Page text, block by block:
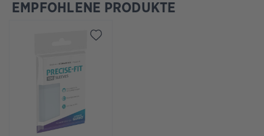
Produktgalerie überspringen
EMPFOHLENE PRODUKTE